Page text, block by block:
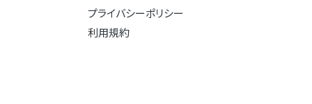
プライバシーポリシー
利用規約